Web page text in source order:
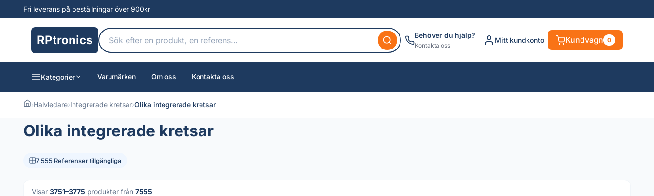
Fri leverans på beställningar över 900kr
RPtronics Behöver du hjälp?
Kontakta oss
Mitt kundkonto Kundvagn 0
Kategorier Varumärken Om oss Kontakta oss
›Halvledare›Integrerade kretsar›Olika integrerade kretsar
Olika integrerade kretsar
7 555 Referenser tillgängliga
Visar 3751–3775 produkter från 7555